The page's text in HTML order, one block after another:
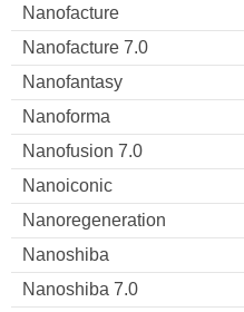
Nanofacture
Nanofacture 7.0
Nanofantasy
Nanoforma
Nanofusion 7.0
Nanoiconic
Nanoregeneration
Nanoshiba
Nanoshiba 7.0